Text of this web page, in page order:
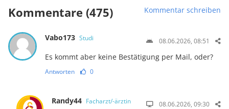
Kommentare (475) Kommentar schreiben
Vabo173 Studi 08.06.2026, 08:51
Es kommt aber keine Bestätigung per Mail, oder?
Antworten 0
Randy44 Facharzt/-ärztin 08.06.2026, 09:30